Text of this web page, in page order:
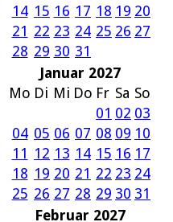
14 15 16 17 18 19 20
21 22 23 24 25 26 27
28 29 30 31
Januar 2027
Mo Di Mi Do Fr Sa So
01 02 03
04 05 06 07 08 09 10
11 12 13 14 15 16 17
18 19 20 21 22 23 24
25 26 27 28 29 30 31
Februar 2027